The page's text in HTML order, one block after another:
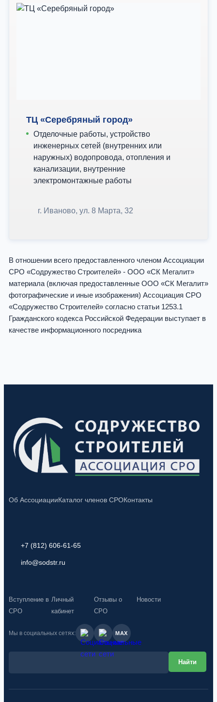
ТЦ «Серебряный город»
Отделочные работы, устройство
инженерных сетей (внутренних или
наружных) водопровода, отопления и
канализации, внутренние
электромонтажные работы
г. Иваново, ул. 8 Марта, 32
В отношении всего предоставленного членом Ассоциации
СРО «Содружество Строителей» - ООО «СК Мегалит»
материала (включая предоставленные ООО «СК Мегалит»
фотографические и иные изображения) Ассоциация СРО
«Содружество Строителей» согласно статьи 1253.1
Гражданского кодекса Российской Федерации выступает в
качестве информационного посредника
Об АссоциацииКаталог членов СРОКонтакты
+7 (812) 606-61-65
info@sodstr.ru
Вступление в
СРО
Личный
кабинет
Отзывы о
СРО
Новости
Мы в социальных сетях: MAX